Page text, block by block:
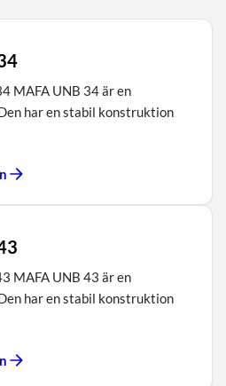
MAFA UNB 34 är en
har en stabil konstruktion
MAFA UNB 43 är en
har en stabil konstruktion